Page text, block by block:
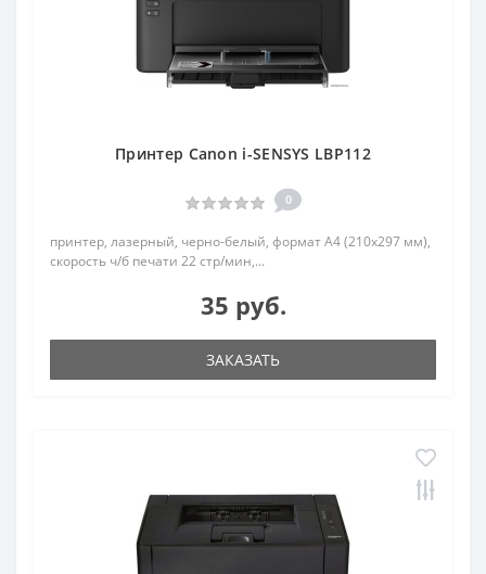
Принтер Canon i-SENSYS LBP112
0
принтер, лазерный, черно-белый, формат A4 (210x297 мм),
скорость ч/б печати 22 стр/мин,...
35 руб.
ЗАКАЗАТЬ